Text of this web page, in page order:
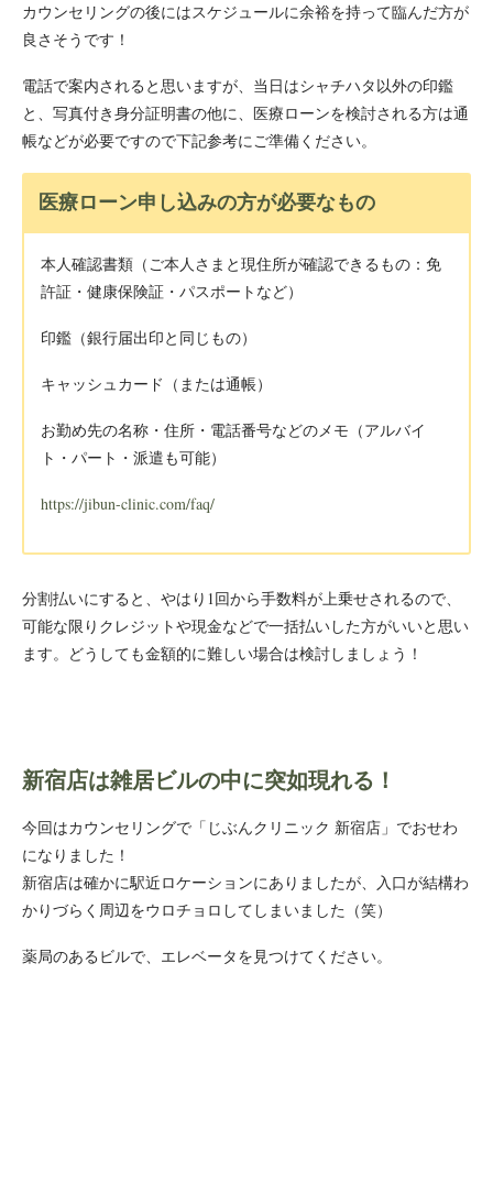
カウンセリングの後にはスケジュールに余裕を持って臨んだ方が
良さそうです！
電話で案内されると思いますが、当日はシャチハタ以外の印鑑
と、写真付き身分証明書の他に、医療ローンを検討される方は通
帳などが必要ですので下記参考にご準備ください。
医療ローン申し込みの方が必要なもの
本人確認書類（ご本人さまと現住所が確認できるもの：免
許証・健康保険証・パスポートなど）
印鑑（銀行届出印と同じもの）
キャッシュカード（または通帳）
お勤め先の名称・住所・電話番号などのメモ（アルバイ
ト・パート・派遣も可能）
https://jibun-clinic.com/faq/
分割払いにすると、やはり1回から手数料が上乗せされるので、
可能な限りクレジットや現金などで一括払いした方がいいと思い
ます。どうしても金額的に難しい場合は検討しましょう！
新宿店は雑居ビルの中に突如現れる！
今回はカウンセリングで「じぶんクリニック 新宿店」でおせわ
になりました！
新宿店は確かに駅近ロケーションにありましたが、入口が結構わ
かりづらく周辺をウロチョロしてしまいました（笑）
薬局のあるビルで、エレベータを見つけてください。